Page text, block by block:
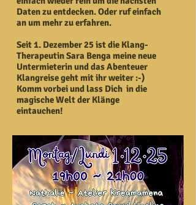
Daten zu entdecken. Oder ruf einfach
an um mehr zu erfahren.
Seit 1. Dezember 25 ist die Klang-
Therapeutin Sara Benga meine neue
Untermieterin und das Abenteuer
Klangreise geht mit ihr weiter :-)
Komm vorbei und lass Dich in die
magische Welt der Klänge
eintauchen!